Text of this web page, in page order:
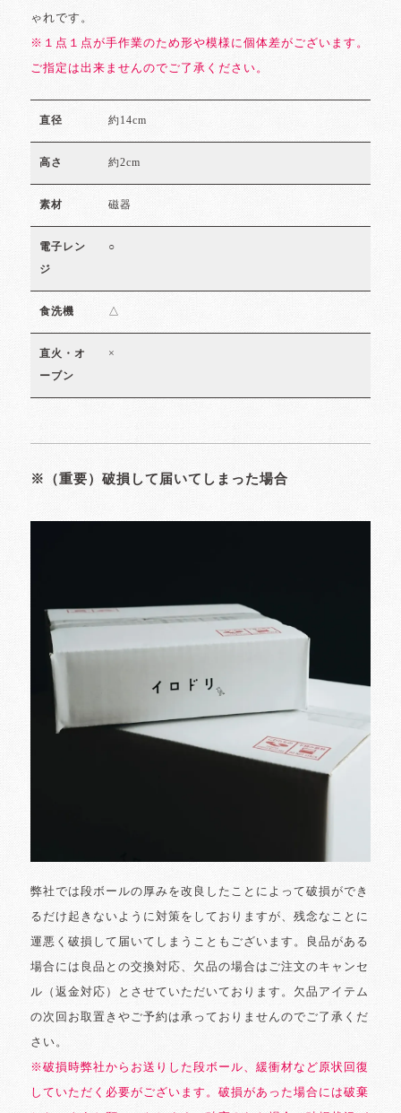
ゃれです。
※１点１点が手作業のため形や模様に個体差がございます。
ご指定は出来ませんのでご了承ください。
直径 約14cm
高さ 約2cm
素材 磁器
電子レン
ジ
○
食洗機 △
直火・オ
ーブン
×
※（重要）破損して届いてしまった場合
弊社では段ボールの厚みを改良したことによって破損ができ
るだけ起きないように対策をしておりますが、残念なことに
運悪く破損して届いてしまうこともございます。良品がある
場合には良品との交換対応、欠品の場合はご注文のキャンセ
ル（返金対応）とさせていただいております。欠品アイテム
の次回お取置きやご予約は承っておりませんのでご了承くだ
さい。
※破損時弊社からお送りした段ボール、緩衝材など原状回復
していただく必要がございます。破損があった場合には破棄